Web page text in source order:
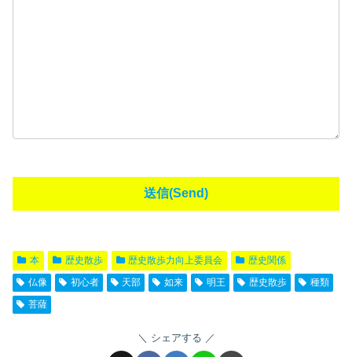
本 歴史散歩 歴史散歩力向上委員会
歴史関係
仏像
初心者 天部 如来 明王 歴史散歩
種類
菩薩
シェアする